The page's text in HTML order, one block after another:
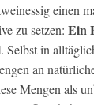
einen
zu setzen: Ein
. Selbst in
an
Mengen als